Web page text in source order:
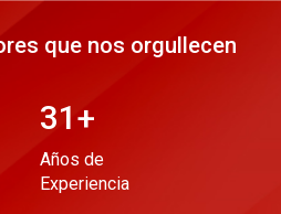
que nos orgullecen
31+
Años de
Experiencia